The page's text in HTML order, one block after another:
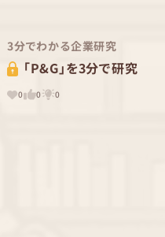
3分でわかる企業研究
「P&G」を3分で研究
0 0 0